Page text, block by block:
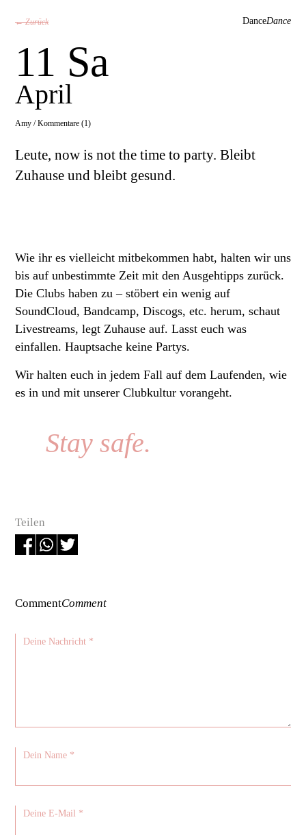
← Zurück DanceDance
Teilen
11 Sa
April
Amy /Kommentare (1)
Leute, now is not the time to party. Bleibt
Zuhause und bleibt gesund.
Wie ihr es vielleicht mitbekommen habt, halten wir uns
bis auf unbestimmte Zeit mit den Ausgehtipps zurück.
Die Clubs haben zu – stöbert ein wenig auf
SoundCloud, Bandcamp, Discogs, etc. herum, schaut
Livestreams, legt Zuhause auf. Lasst euch was
einfallen. Hauptsache keine Partys.
Wir halten euch in jedem Fall auf dem Laufenden, wie
es in und mit unserer Clubkultur vorangeht.
Stay safe.
CommentComment